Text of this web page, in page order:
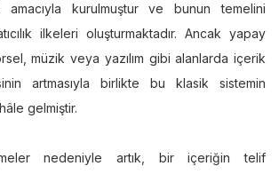
amacıyla kurulmuştur ve bunun temelini
ilkeleri oluşturmaktadır. Ancak yapay
müzik veya yazılım gibi alanlarda içerik
artmasıyla birlikte bu klasik sistemin
hâle gelmiştir.
nedeniyle artık, bir içeriğin telif